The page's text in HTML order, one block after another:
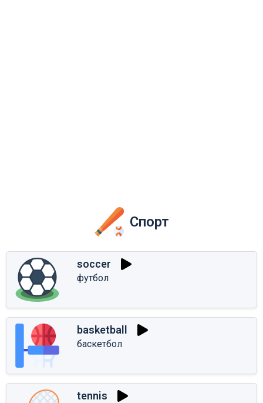
Спорт
soccer
футбол
basketball
баскетбол
tennis